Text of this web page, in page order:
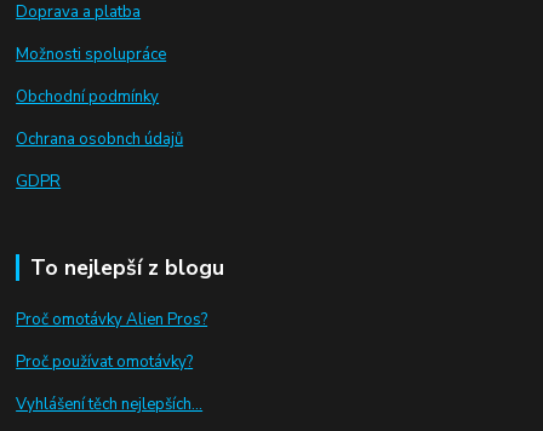
Doprava a platba
Možnosti spolupráce
Obchodní podmínky
Ochrana osobnch údajů
GDPR
To nejlepší z blogu
Proč omotávky Alien Pros?
Proč používat omotávky?
Vyhlášení těch nejlepších...